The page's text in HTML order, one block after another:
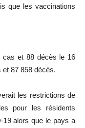
que les vaccinations
cas et 88 décès le 16
et 87 858 décès.
les restrictions de
pour les résidents
19 alors que le pays a